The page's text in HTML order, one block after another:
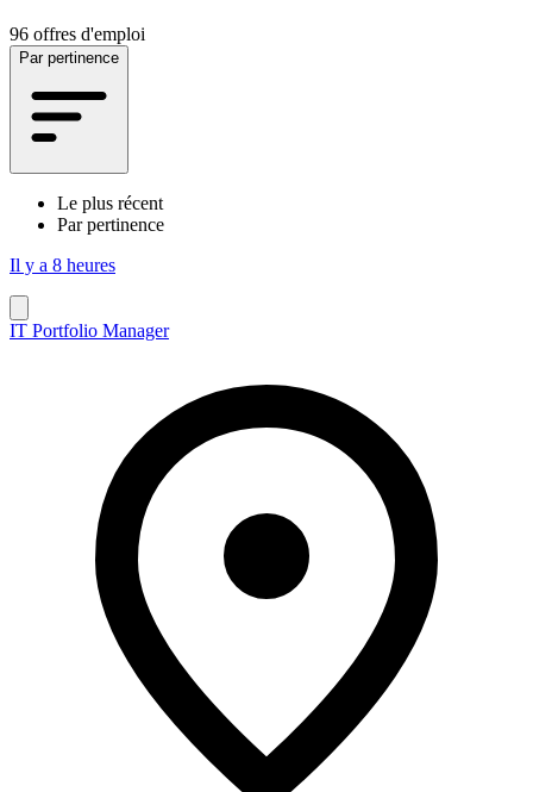
96 offres d'emploi
Par pertinence
Le plus récent
Par pertinence
Il y a 8 heures
IT Portfolio Manager